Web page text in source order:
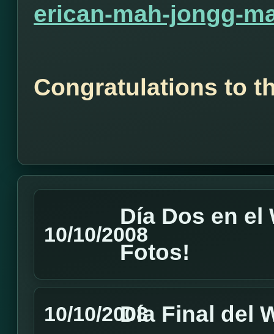
erican-mah-jongg-
Congratulations to
10/10/2008
Día Dos en el
Fotos!
10/10/2008Día Final del